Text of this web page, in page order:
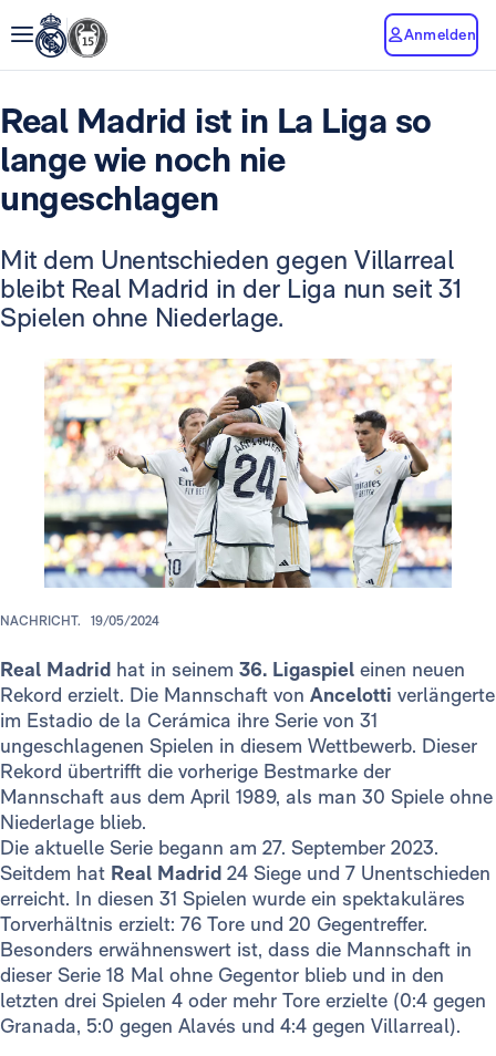
Anmelden
Real Madrid ist in La Liga so
lange wie noch nie
ungeschlagen
Mit dem Unentschieden gegen Villarreal
bleibt Real Madrid in der Liga nun seit 31
Spielen ohne Niederlage.
NACHRICHT. 19/05/2024
Real Madrid hat in seinem 36. Ligaspiel einen neuen
Rekord erzielt. Die Mannschaft von Ancelotti verlängerte
im Estadio de la Cerámica ihre Serie von 31
ungeschlagenen Spielen in diesem Wettbewerb. Dieser
Rekord übertrifft die vorherige Bestmarke der
Mannschaft aus dem April 1989, als man 30 Spiele ohne
Niederlage blieb.
Die aktuelle Serie begann am 27. September 2023.
Seitdem hat Real Madrid 24 Siege und 7 Unentschieden
erreicht. In diesen 31 Spielen wurde ein spektakuläres
Torverhältnis erzielt: 76 Tore und 20 Gegentreffer.
Besonders erwähnenswert ist, dass die Mannschaft in
dieser Serie 18 Mal ohne Gegentor blieb und in den
letzten drei Spielen 4 oder mehr Tore erzielte (0:4 gegen
Granada, 5:0 gegen Alavés und 4:4 gegen Villarreal).